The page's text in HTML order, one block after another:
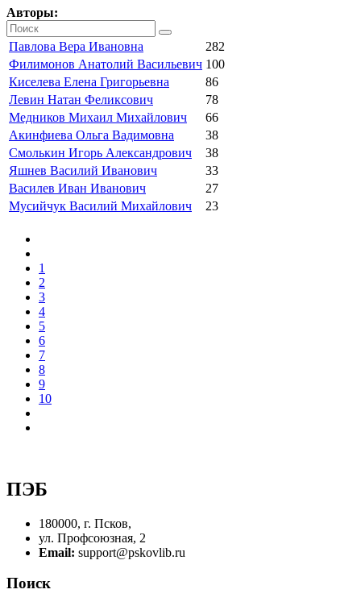
Авторы:
Павлова Вера Ивановна
282
Филимонов Анатолий Васильевич 100
Киселева Елена Григорьевна
86
Левин Натан Феликсович
78
Медников Михаил Михайлович
66
Акинфиева Ольга Вадимовна
38
Смолькин Игорь Александрович
38
Яшнев Василий Иванович
33
Василев Иван Иванович
27
Мусийчук Василий Михайлович
23
1
2
3
4
5
6
7
8
9
10
ПЭБ
180000, г. Псков,
ул. Профсоюзная, 2
Email: support@pskovlib.ru
Поиск